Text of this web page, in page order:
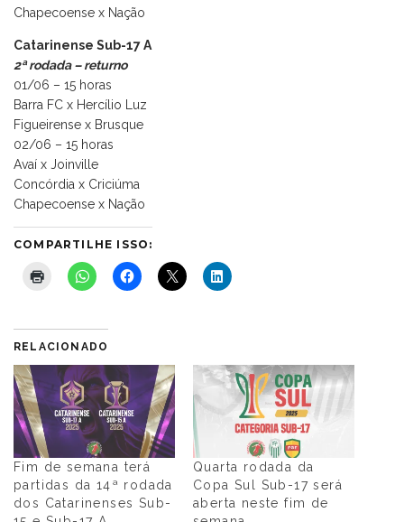
Chapecoense x Nação
Catarinense Sub-17 A
2ª rodada – returno
01/06 – 15 horas
Barra FC x Hercílio Luz
Figueirense x Brusque
02/06 – 15 horas
Avaí x Joinville
Concórdia x Criciúma
Chapecoense x Nação
COMPARTILHE ISSO:
RELACIONADO
Fim de semana terá
partidas da 14ª rodada
dos Catarinenses Sub-
Quarta rodada da
Copa Sul Sub-17 será
aberta neste fim de